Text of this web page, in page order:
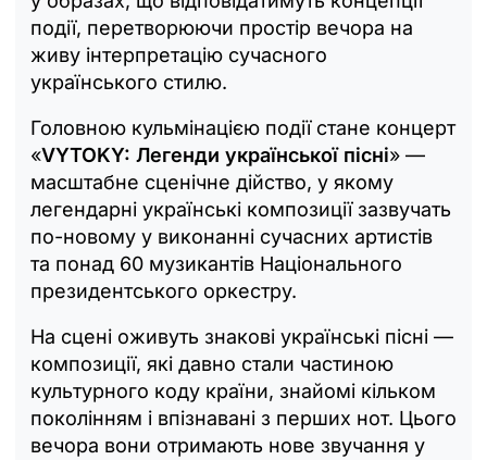
події, перетворюючи простір вечора на
живу інтерпретацію сучасного
українського стилю.
Головною кульмінацією події стане концерт
«VYTOKY: Легенди української пісні» —
масштабне сценічне дійство, у якому
легендарні українські композиції зазвучать
по-новому у виконанні сучасних артистів
та понад 60 музикантів Національного
президентського оркестру.
На сцені оживуть знакові українські пісні —
композиції, які давно стали частиною
культурного коду країни, знайомі кільком
поколінням і впізнавані з перших нот. Цього
вечора вони отримають нове звучання у